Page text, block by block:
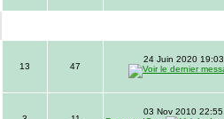
13 47
24 Juin 2020 19:03
03 Nov 2010 22:55